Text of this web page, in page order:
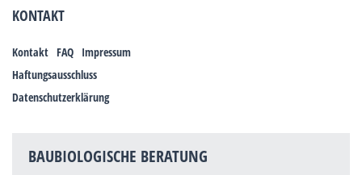
KONTAKT
Kontakt FAQ Impressum
Haftungsausschluss
Datenschutzerklärung
BAUBIOLOGISCHE BERATUNG